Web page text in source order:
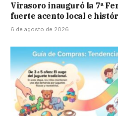
Virasoro inauguró la 7ª
fuerte acento local e
6 de agosto de 2026